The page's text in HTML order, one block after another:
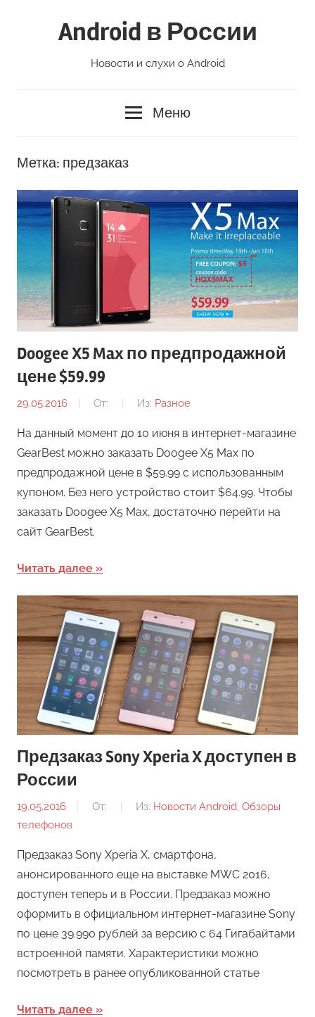
Android в России
Новости и слухи о Android
Меню
Метка: предзаказ
Doogee X5 Max по предпродажной
цене $59.99
29.05.2016 От: Из: Разное
На данный момент до 10 июня в интернет-магазине
GearBest можно заказать Doogee X5 Max по
предпродажной цене в $59.99 с использованным
купоном. Без него устройство стоит $64.99. Чтобы
заказать Doogee X5 Max, достаточно перейти на
сайт GearBest.
Читать далее
Предзаказ Sony Xperia X доступен в
России
19.05.2016 От: Из: Новости Android, Обзоры
телефонов
Предзаказ Sony Xperia X, смартфона,
анонсированного еще на выставке MWC 2016,
доступен теперь и в России. Предзаказ можно
оформить в официальном интернет-магазине Sony
по цене 39.990 рублей за версию с 64 Гигабайтами
встроенной памяти. Характеристики можно
посмотреть в ранее опубликованной статье
Читать далее